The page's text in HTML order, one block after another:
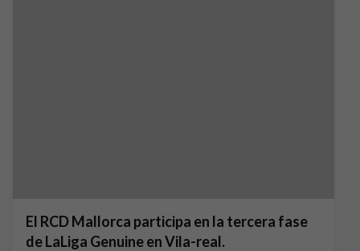
El RCD Mallorca participa en la tercera fase
de LaLiga Genuine en Vila-real.